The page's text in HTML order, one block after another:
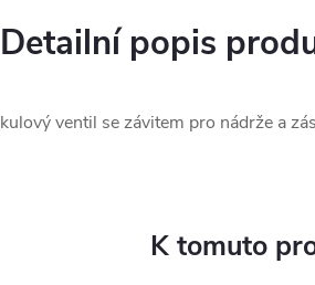
Detailní popis
kulový ventil se závitem pro nádrže a
K tomuto